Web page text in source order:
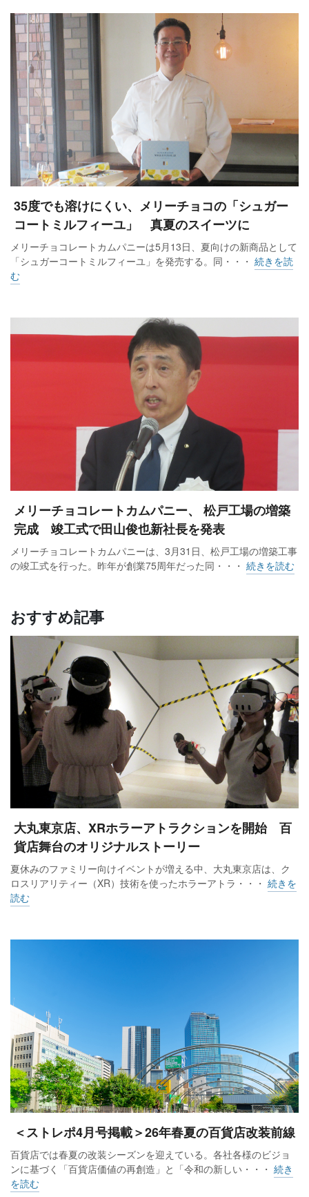
35度でも溶けにくい、メリーチョコの「シュガー
コートミルフィーユ」 真夏のスイーツに
メリーチョコレートカムパニーは5月13日、夏向けの新商品として
「シュガーコートミルフィーユ」を発売する。同・・・ 続きを読
む
メリーチョコレートカムパニー、 松戸工場の増築
完成 竣工式で田山俊也新社長を発表
メリーチョコレートカムパニーは、3月31日、松戸工場の増築工事
の竣工式を行った。昨年が創業75周年だった同・・・ 続きを読む
おすすめ記事
大丸東京店、XRホラーアトラクションを開始 百
貨店舞台のオリジナルストーリー
夏休みのファミリー向けイベントが増える中、大丸東京店は、ク
ロスリアリティー（XR）技術を使ったホラーアトラ・・・ 続きを
読む
＜ストレポ4月号掲載＞26年春夏の百貨店改装前線
百貨店では春夏の改装シーズンを迎えている。各社各様のビジョ
ンに基づく「百貨店価値の再創造」と「令和の新しい・・・ 続き
を読む